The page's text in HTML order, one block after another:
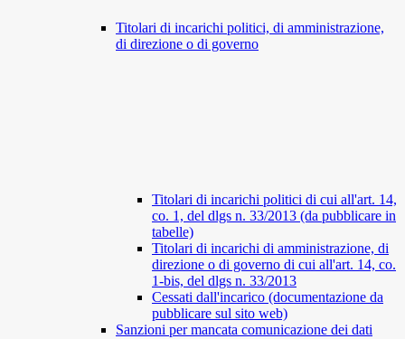
Titolari di incarichi politici, di amministrazione,
di direzione o di governo
Titolari di incarichi politici di cui all'art. 14,
co. 1, del dlgs n. 33/2013 (da pubblicare in
tabelle)
Titolari di incarichi di amministrazione, di
direzione o di governo di cui all'art. 14, co.
1-bis, del dlgs n. 33/2013
Cessati dall'incarico (documentazione da
pubblicare sul sito web)
Sanzioni per mancata comunicazione dei dati